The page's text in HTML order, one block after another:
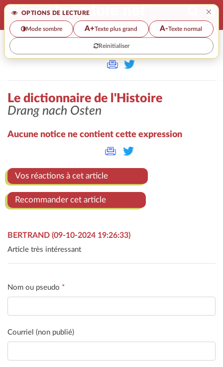
OPTIONS DE LECTURE ×
Mode sombre A+Texte plus grand A-Texte normal
Reinitialiser
>
Le dictionnaire de l'Histoire
Drang nach Osten
Aucune notice ne contient cette expression
Vos réactions à cet article
Recommander cet article
BERTRAND (09-10-2024 19:26:33)
Article très intéressant
Nom ou pseudo *
Courriel (non publié)